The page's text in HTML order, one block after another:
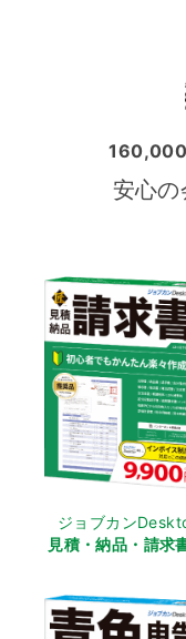
160,000
安心
ジョブカン
見積・納品・請求